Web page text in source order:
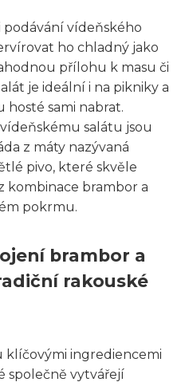
podávání vídeňského
ho chladný jako
přílohu k masu či
je ideální i na pikniky a
hosté sami nabrat.
salátu jsou
z máty nazývaná
pivo, které skvěle
kombinace brambor a
pokrmu.
brambor a
rakouské
klíčovými ingrediencemi
společně vytvářejí